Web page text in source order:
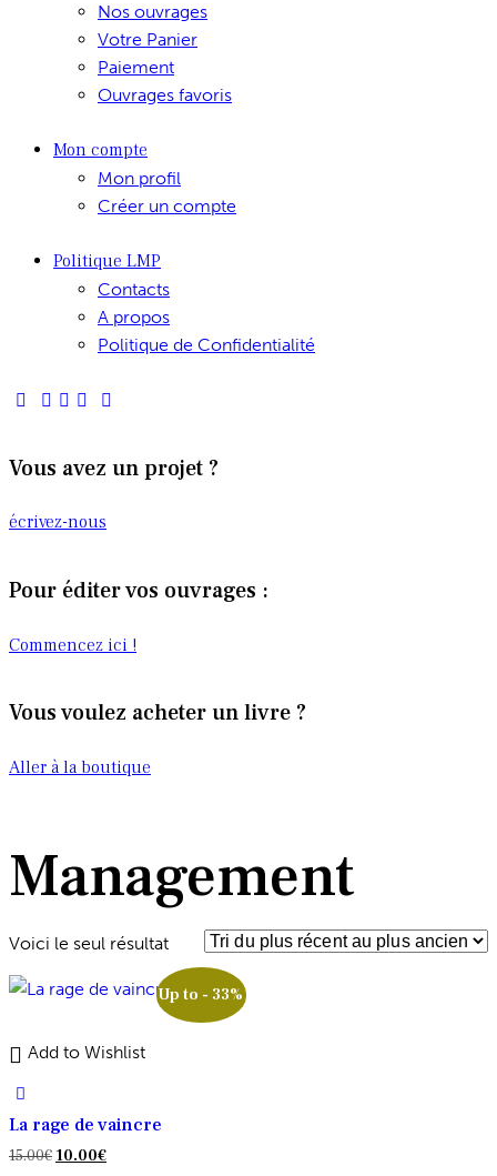
Nos ouvrages
Votre Panier
Paiement
Ouvrages favoris
Mon compte
Mon profil
Créer un compte
Politique LMP
Contacts
A propos
Politique de Confidentialité
Vous avez un projet ?
écrivez-nous
Pour éditer vos ouvrages :
Commencez ici !
Vous voulez acheter un livre ?
Aller à la boutique
Management
Voici le seul résultat
Up to - 33%
Add to Wishlist
La rage de vaincre
15.00€ Le
10.00€Le